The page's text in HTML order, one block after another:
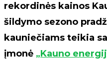
rekordinės kainos
šildymo sezono
kauniečiams teikia
įmonė „Kauno